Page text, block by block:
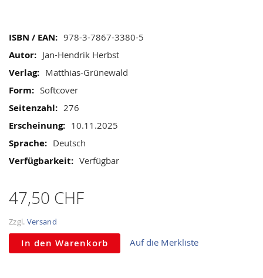
Mehr
Informationen
978-3-7867-3380-5
Jan-Hendrik Herbst
Matthias-Grünewald
Softcover
276
10.11.2025
Deutsch
Verfügbar
47,50 CHF
Zzgl. Versand
In den Warenkorb Auf die Merkliste